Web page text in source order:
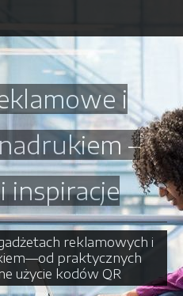
i
–
inspiracje
reklamowych i
praktycznych
użycie kodów QR